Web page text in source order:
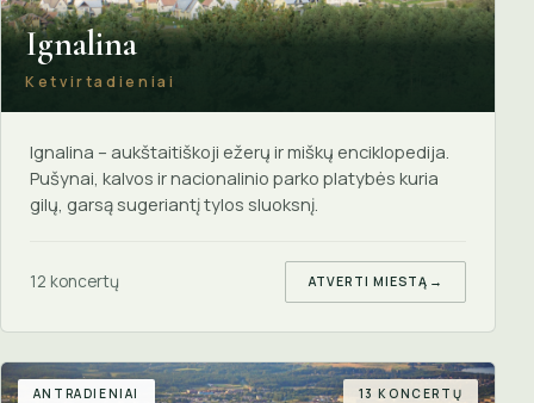
Ignalina
Ketvirtadieniai
Ignalina – aukštaitiškoji ežerų ir miškų enciklopedija.
Pušynai, kalvos ir nacionalinio parko platybės kuria
gilų, garsą sugeriantį tylos sluoksnį.
12 koncertų ATVERTI MIESTĄ →
ANTRADIENIAI 13 KONCERTŲ